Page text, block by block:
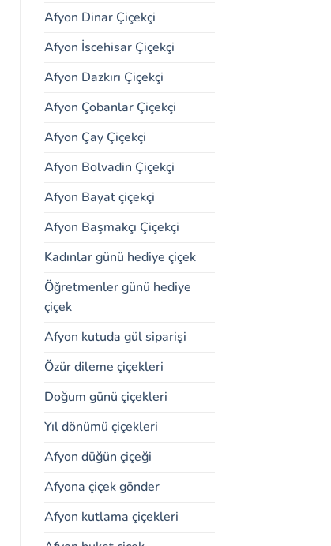
Afyon Dinar Çiçekçi
Afyon İscehisar Çiçekçi
Afyon Dazkırı Çiçekçi
Afyon Çobanlar Çiçekçi
Afyon Çay Çiçekçi
Afyon Bolvadin Çiçekçi
Afyon Bayat çiçekçi
Afyon Başmakçı Çiçekçi
Kadınlar günü hediye çiçek
Öğretmenler günü hediye
çiçek
Afyon kutuda gül siparişi
Özür dileme çiçekleri
Doğum günü çiçekleri
Yıl dönümü çiçekleri
Afyon düğün çiçeği
Afyona çiçek gönder
Afyon kutlama çiçekleri